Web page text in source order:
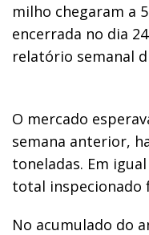
milho chegaram a
encerrada no dia
relatório semanal
O mercado
semana anterior,
toneladas. Em
total inspecionado
No acumulado do